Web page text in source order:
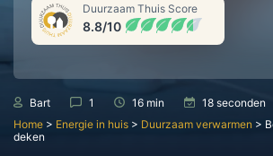
Duurzaam Thuis Score
8.8/10
Bart 1 16 min
18 seconden
Home > Energie in huis > Duurzaam verwarmen >
deken